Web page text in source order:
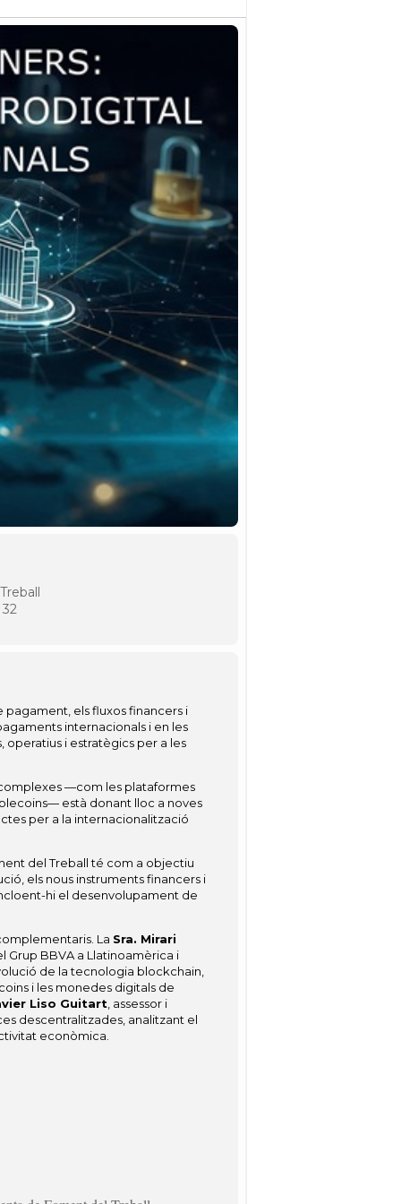
els fluxos financers i
internacionals i en les
i estratègics per a les
complexes —com les plataformes
està donant lloc a noves
per a la internacionalització
del Treball té com a objectiu
els nous instruments financers i
hi el desenvolupament de
La Sra. Mirari
Grup BBVA a Llatinoamèrica i
de la tecnologia blockchain,
i les monedes digitals de
Liso Guitart , assessor i
descentralitzades, analitzant el
econòmica.